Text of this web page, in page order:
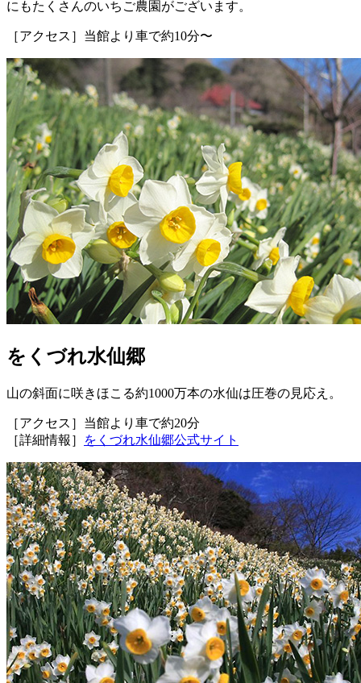
にもたくさんのいちご農園がございます。
［アクセス］当館より車で約10分〜
をくづれ水仙郷
山の斜面に咲きほこる約1000万本の水仙は圧巻の見応え。
［アクセス］当館より車で約20分
［詳細情報］
をくづれ水仙郷公式サイト